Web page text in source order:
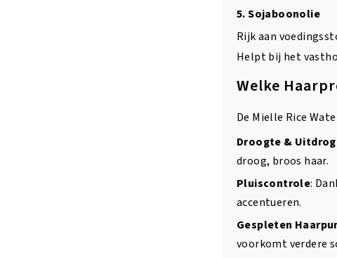
5. Sojaboonolie
Rijk aan
Helpt bij het
Welke
De Mielle Rice
Droogte &
droog, broos haar.
Pluiscontrole:
accentueren.
Gespleten
voorkomt verdere